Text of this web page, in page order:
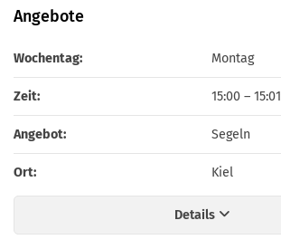
Angebote
Wochentag: Montag
Zeit: 15:00 – 15:01
Angebot: Segeln
Ort: Kiel
Details